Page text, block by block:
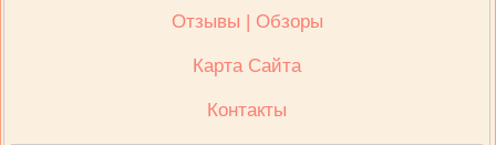
Отзывы | Обзоры
Карта Сайта
Контакты